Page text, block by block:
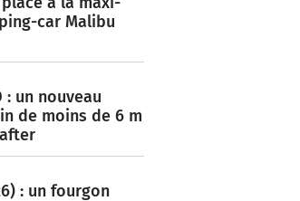
car Malibu
: un nouveau
de moins de 6 m
: un fourgon